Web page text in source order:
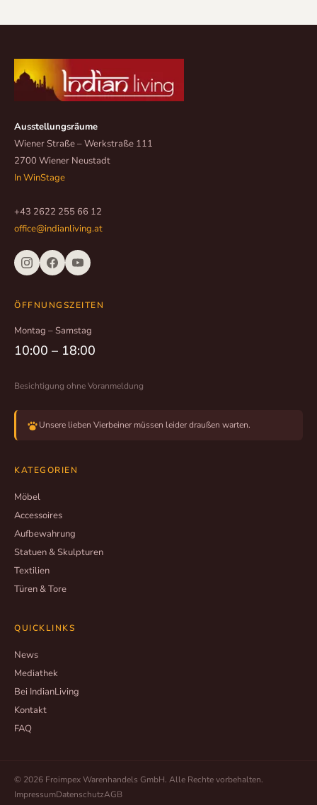
Ausstellungsräume
Wiener Straße – Werkstraße 111
2700 Wiener Neustadt
In WinStage
+43 2622 255 66 12
office@indianliving.at
ÖFFNUNGSZEITEN
Montag – Samstag
10:00 – 18:00
Besichtigung ohne Voranmeldung
Unsere lieben Vierbeiner müssen leider draußen warten.
KATEGORIEN
Möbel
Accessoires
Aufbewahrung
Statuen & Skulpturen
Textilien
Türen & Tore
QUICKLINKS
News
Mediathek
Bei IndianLiving
Kontakt
FAQ
© 2026 Froimpex Warenhandels GmbH. Alle Rechte vorbehalten.
ImpressumDatenschutzAGB